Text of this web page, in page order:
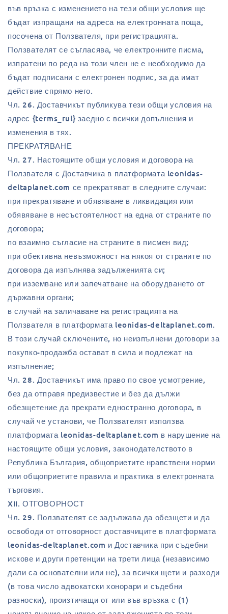
във връзка с изменението на тези общи условия ще
бъдат изпращани на адреса на електронната поща,
посочена от Ползвателя, при регистрацията.
Ползвателят се съгласява, че електронните писма,
изпратени по реда на този член не е необходимо да
бъдат подписани с електронен подпис, за да имат
действие спрямо него.
Чл. 26. Доставчикът публикува тези общи условия на
адрес {terms_rul} заедно с всички допълнения и
изменения в тях.
ПРЕКРАТЯВАНЕ
Чл. 27. Настоящите общи условия и договора на
Ползвателя с Доставчика в платформата leonidas-
deltaplanet.com се прекратяват в следните случаи:
при прекратяване и обявяване в ликвидация или
обявяване в несъстоятелност на една от страните по
договора;
по взаимно съгласие на страните в писмен вид;
при обективна невъзможност на някоя от страните по
договора да изпълнява задълженията си;
при изземване или запечатване на оборудването от
държавни органи;
в случай на заличаване на регистрацията на
Ползвателя в платформата leonidas-deltaplanet.com.
В този случай сключените, но неизпълнени договори за
покупко-продажба остават в сила и подлежат на
изпълнение;
Чл. 28. Доставчикът има право по свое усмотрение,
без да отправя предизвестие и без да дължи
обезщетение да прекрати едностранно договора, в
случай че установи, че Ползвателят използва
платформата leonidas-deltaplanet.com в нарушение на
настоящите общи условия, законодателството в
Република България, общоприетите нравствени норми
или общоприетите правила и практика в електронната
търговия.
XII. ОТГОВОРНОСТ
Чл. 29. Ползвателят се задължава да обезщети и да
освободи от отговорност доставчиците в платформата
leonidas-deltaplanet.com и Доставчика при съдебни
искове и други претенции на трети лица (независимо
дали са основателни или не), за всички щети и разходи
(в това число адвокатски хонорари и съдебни
разноски), произтичащи от или във връзка с (1)